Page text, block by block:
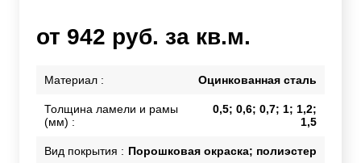
от 942 руб. за кв.м.
Материал : Оцинкованная сталь
Толщина ламели и рамы
(мм) :
0,5; 0,6; 0,7; 1; 1,2;
1,5
Вид покрытия : Порошковая окраска; полиэстер